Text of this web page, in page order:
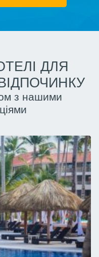
ДЛЯ
з нашими